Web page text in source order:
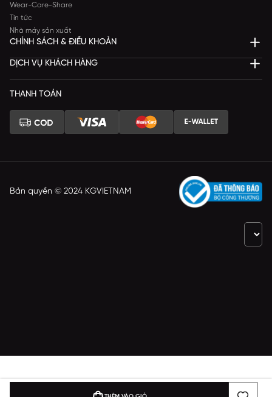
Wear-Care-Share
Tin tức
Nhà máy sản xuất
CHÍNH SÁCH & ĐIỀU KHOẢN
DỊCH VỤ KHÁCH HÀNG
THANH TOÁN
Bản quyền © 2024 KGVIETNAM